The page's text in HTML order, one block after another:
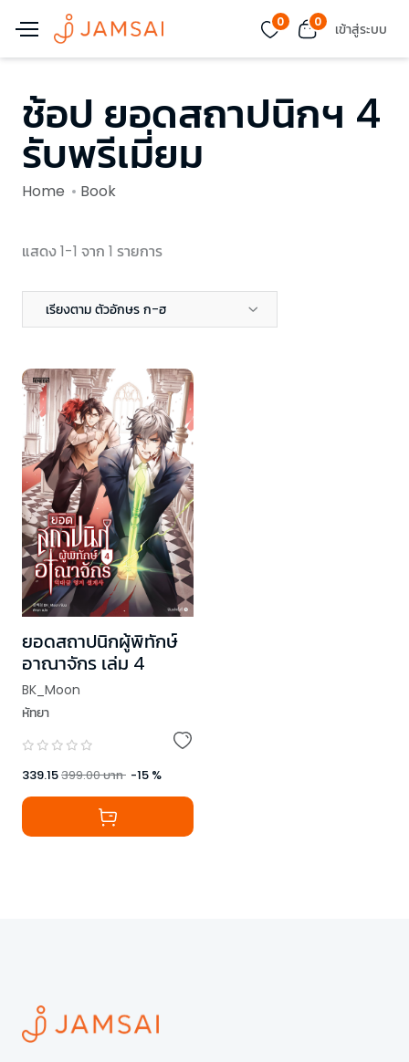
0 0 เข้าสู่ระบบ
ช้อป ยอดสถาปนิกฯ 4
รับพรีเมี่ยม
Home Book
แสดง 1-1 จาก 1 รายการ
เรียงตาม ตัวอักษร ก-ฮ
ยอดสถาปนิกผู้พิทักษ์
อาณาจักร เล่ม 4
BK_Moon
หัทยา
339.15399.00บาท -15 %